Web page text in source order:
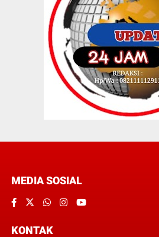
MEDIA SOSIAL
KONTAK